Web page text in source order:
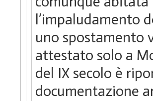
l’impaludamento
uno spostamento
attestato solo a
del IX secolo è
documentazione